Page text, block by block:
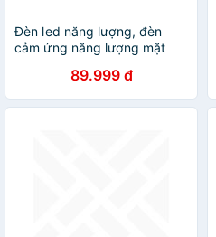
Đèn led năng lượng, đèn
cảm ứng năng lượng mặt
nước, bóng đèn cảm ứng
hồng ngoại - HÀNG CHÍNH
HÃNG MINIIN
89.999 đ